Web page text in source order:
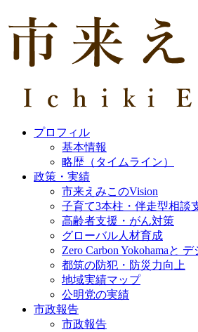
プロフィル
基本情報
略歴（タイムライン）
政策・実績
市来えみこのVision
子育て3本柱・伴走型相談
高齢者支援・がん対策
グローバル人材育成
Zero Carbon Yokohamaと
都筑の防犯・防災力向上
地域実績マップ
公明党の実績
市政報告
市政報告